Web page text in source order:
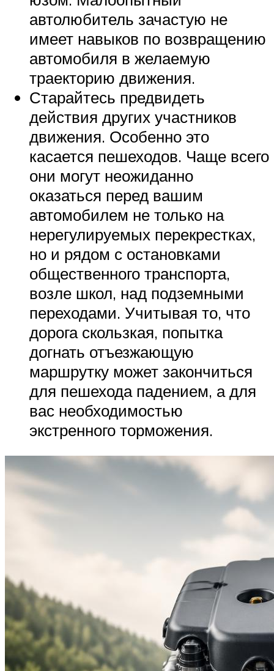
автолюбитель зачастую не
имеет навыков по возвращению
автомобиля в желаемую
траекторию движения.
Старайтесь предвидеть
действия других участников
движения. Особенно это
касается пешеходов. Чаще всего
они могут неожиданно
оказаться перед вашим
автомобилем не только на
нерегулируемых перекрестках,
но и рядом с остановками
общественного транспорта,
возле школ, над подземными
переходами. Учитывая то, что
дорога скользкая, попытка
догнать отъезжающую
маршрутку может закончиться
для пешехода падением, а для
вас необходимостью
экстренного торможения.